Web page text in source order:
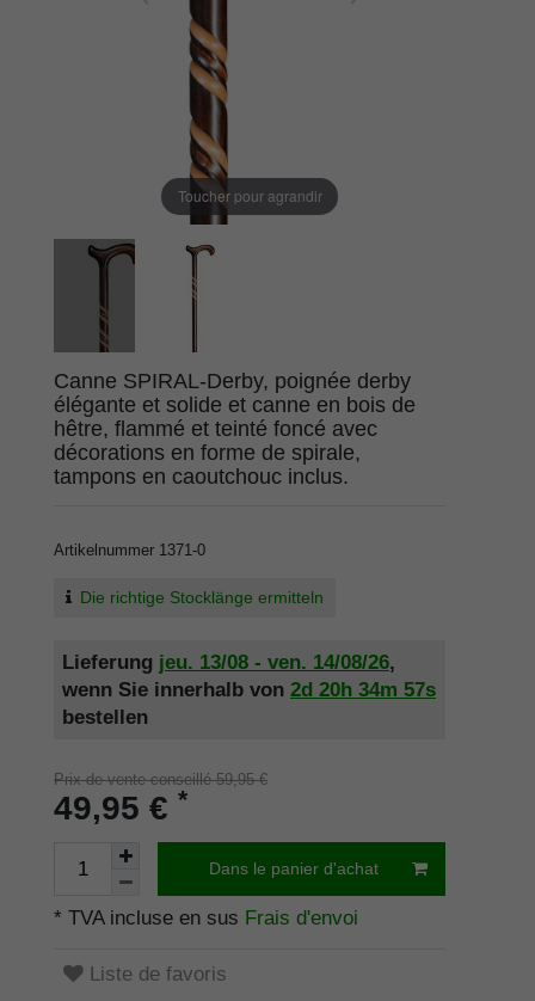
Toucher pour agrandir
Canne SPIRAL-Derby, poignée derby
élégante et solide et canne en bois de
hêtre, flammé et teinté foncé avec
décorations en forme de spirale,
tampons en caoutchouc inclus.
Artikelnummer 1371-0
Die richtige Stocklänge ermitteln
Lieferung jeu. 13/08 - ven. 14/08/26,
wenn Sie innerhalb von 2d 20h 34m 57s
bestellen
Prix de vente conseillé 59,95 €
49,95 € *
Dans le panier d'achat
* TVA incluse en sus Frais d'envoi
Liste de favoris